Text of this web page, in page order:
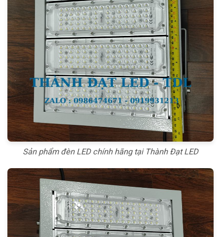
Sản phẩm đèn LED chính hãng tại Thành Đạt LED